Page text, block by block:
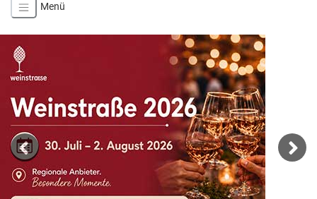
Menü
Previous